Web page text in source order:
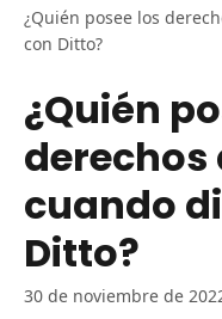
¿Quién posee los
con Ditto?
¿Quién
derechos
cuando
Ditto?
30 de noviembre de